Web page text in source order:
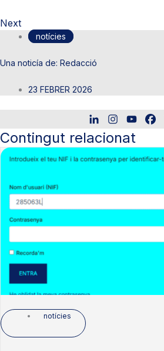
Next
notícies
Redacció
23 FEBRER 2026
Contingut relacionat
notícies